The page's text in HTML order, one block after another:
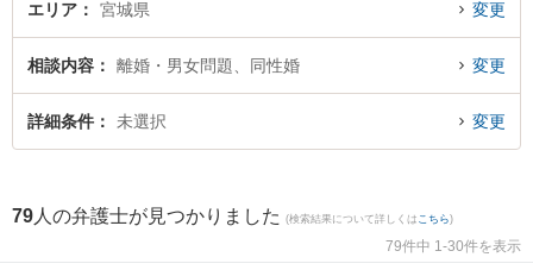
した同性婚のトラブルを今すぐに弁護士に相談したい』『同性婚のトラブル解
決の実績豊富な近くの弁護士を検索したい』『初回相談無料で同性婚を法律相
談できる宮城県内の弁護士に相談予約したい』などでお困りの相談者さんにお
エリア 宮城県 変更
相談内容 離婚・男女問題、同性婚 変更
詳細条件 未選択 変更
79 人の弁護士が見つかりました (検索結果について詳しくは こちら)
79件中 1-30件を表示